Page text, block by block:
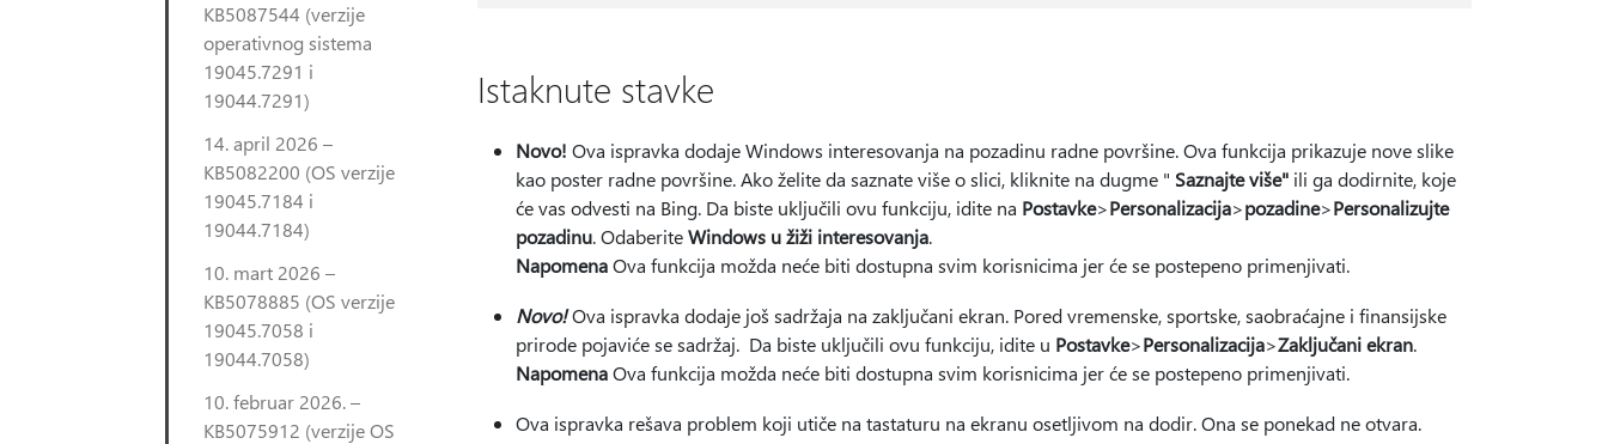
KB5087544 (verzije
operativnog sistema
19045.7291 i
19044.7291)
14. april 2026 –
KB5082200 (OS verzije
19045.7184 i
19044.7184)
10. mart 2026 –
KB5078885 (OS verzije
19045.7058 i
19044.7058)
10. februar 2026. –
KB5075912 (verzije OS
Istaknute stavke
Novo! Ova ispravka dodaje Windows interesovanja na pozadinu radne površine. Ova funkcija prikazuje nove slike
kao poster radne površine. Ako želite da saznate više o slici, kliknite na dugme " Saznajte više" ili ga dodirnite, koje
će vas odvesti na Bing. Da biste uključili ovu funkciju, idite na Postavke>Personalizacija>pozadine>Personalizujte
pozadinu. OdaberiteWindows u žiži interesovanja.
NapomenaOva funkcija možda neće biti dostupna svim korisnicima jer će se postepeno primenjivati.
Novo!Ova ispravka dodaje još sadržaja na zaključani ekran. Pored vremenske, sportske, saobraćajne i finansijske
prirode pojaviće se sadržaj. Da biste uključili ovu funkciju, idite u Postavke>Personalizacija>Zaključani ekran.
NapomenaOva funkcija možda neće biti dostupna svim korisnicima jer će se postepeno primenjivati.
Ova ispravka rešava problem koji utiče na tastaturu na ekranu osetljivom na dodir. Ona se ponekad ne otvara.